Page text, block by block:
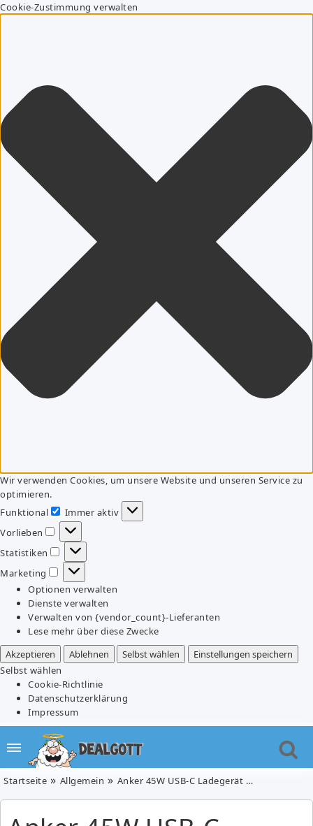
Cookie-Zustimmung verwalten
Wir verwenden Cookies, um unsere Website und unseren Service zu
optimieren.
Funktional
Funktional
Immer aktiv
Vorlieben
Vorlieben
Statistiken
Statistiken
Marketing
Marketing
Optionen verwalten
Dienste verwalten
Verwalten von {vendor_count}-Lieferanten
Lese mehr über diese Zwecke
Akzeptieren
Ablehnen Selbst wählen
Einstellungen speichern
Selbst wählen
Cookie-Richtlinie
Datenschutzerklärung
Impressum
Startseite Allgemein Anker 45W USB-C Ladegerät + Kabel für 13,98€ (Vergleich: 20,99€)